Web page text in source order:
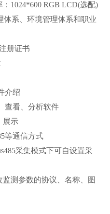
：1024*600RGBLCD(选配)
体系、环境管理体系和职业
册证书
介绍
查看、分析软件
展示
等通信方式
采集模式下可自设置采
测参数的协议、名称、图